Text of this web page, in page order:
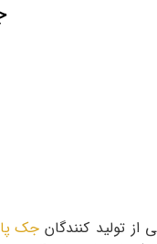
جک